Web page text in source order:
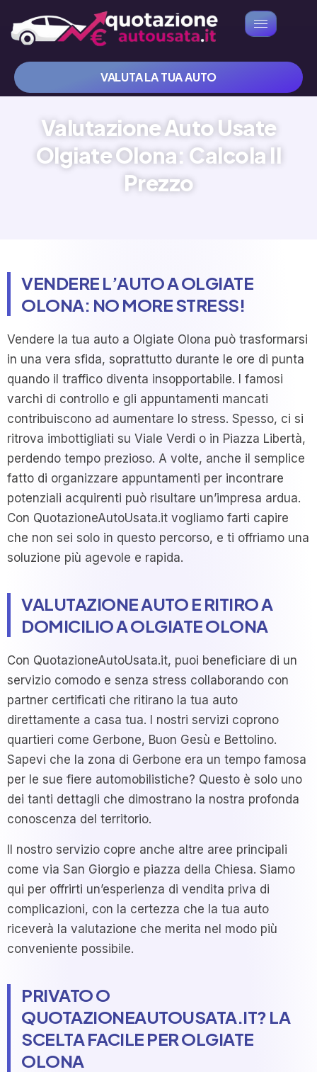
VALUTA LA TUA AUTO
Valutazione Auto Usate
Olgiate Olona: Calcola Il
Prezzo
VENDERE L’AUTO A OLGIATE
OLONA: NO MORE STRESS!
Vendere la tua auto a Olgiate Olona può trasformarsi
in una vera sfida, soprattutto durante le ore di punta
quando il traffico diventa insopportabile. I famosi
varchi di controllo e gli appuntamenti mancati
contribuiscono ad aumentare lo stress. Spesso, ci si
ritrova imbottigliati su Viale Verdi o in Piazza Libertà,
perdendo tempo prezioso. A volte, anche il semplice
fatto di organizzare appuntamenti per incontrare
potenziali acquirenti può risultare un’impresa ardua.
Con QuotazioneAutoUsata.it vogliamo farti capire
che non sei solo in questo percorso, e ti offriamo una
soluzione più agevole e rapida.
VALUTAZIONE AUTO E RITIRO A
DOMICILIO A OLGIATE OLONA
Con QuotazioneAutoUsata.it, puoi beneficiare di un
servizio comodo e senza stress collaborando con
partner certificati che ritirano la tua auto
direttamente a casa tua. I nostri servizi coprono
quartieri come Gerbone, Buon Gesù e Bettolino.
Sapevi che la zona di Gerbone era un tempo famosa
per le sue fiere automobilistiche? Questo è solo uno
dei tanti dettagli che dimostrano la nostra profonda
conoscenza del territorio.
Il nostro servizio copre anche altre aree principali
come via San Giorgio e piazza della Chiesa. Siamo
qui per offrirti un’esperienza di vendita priva di
complicazioni, con la certezza che la tua auto
riceverà la valutazione che merita nel modo più
conveniente possibile.
PRIVATO O
QUOTAZIONEAUTOUSATA.IT? LA
SCELTA FACILE PER OLGIATE
OLONA